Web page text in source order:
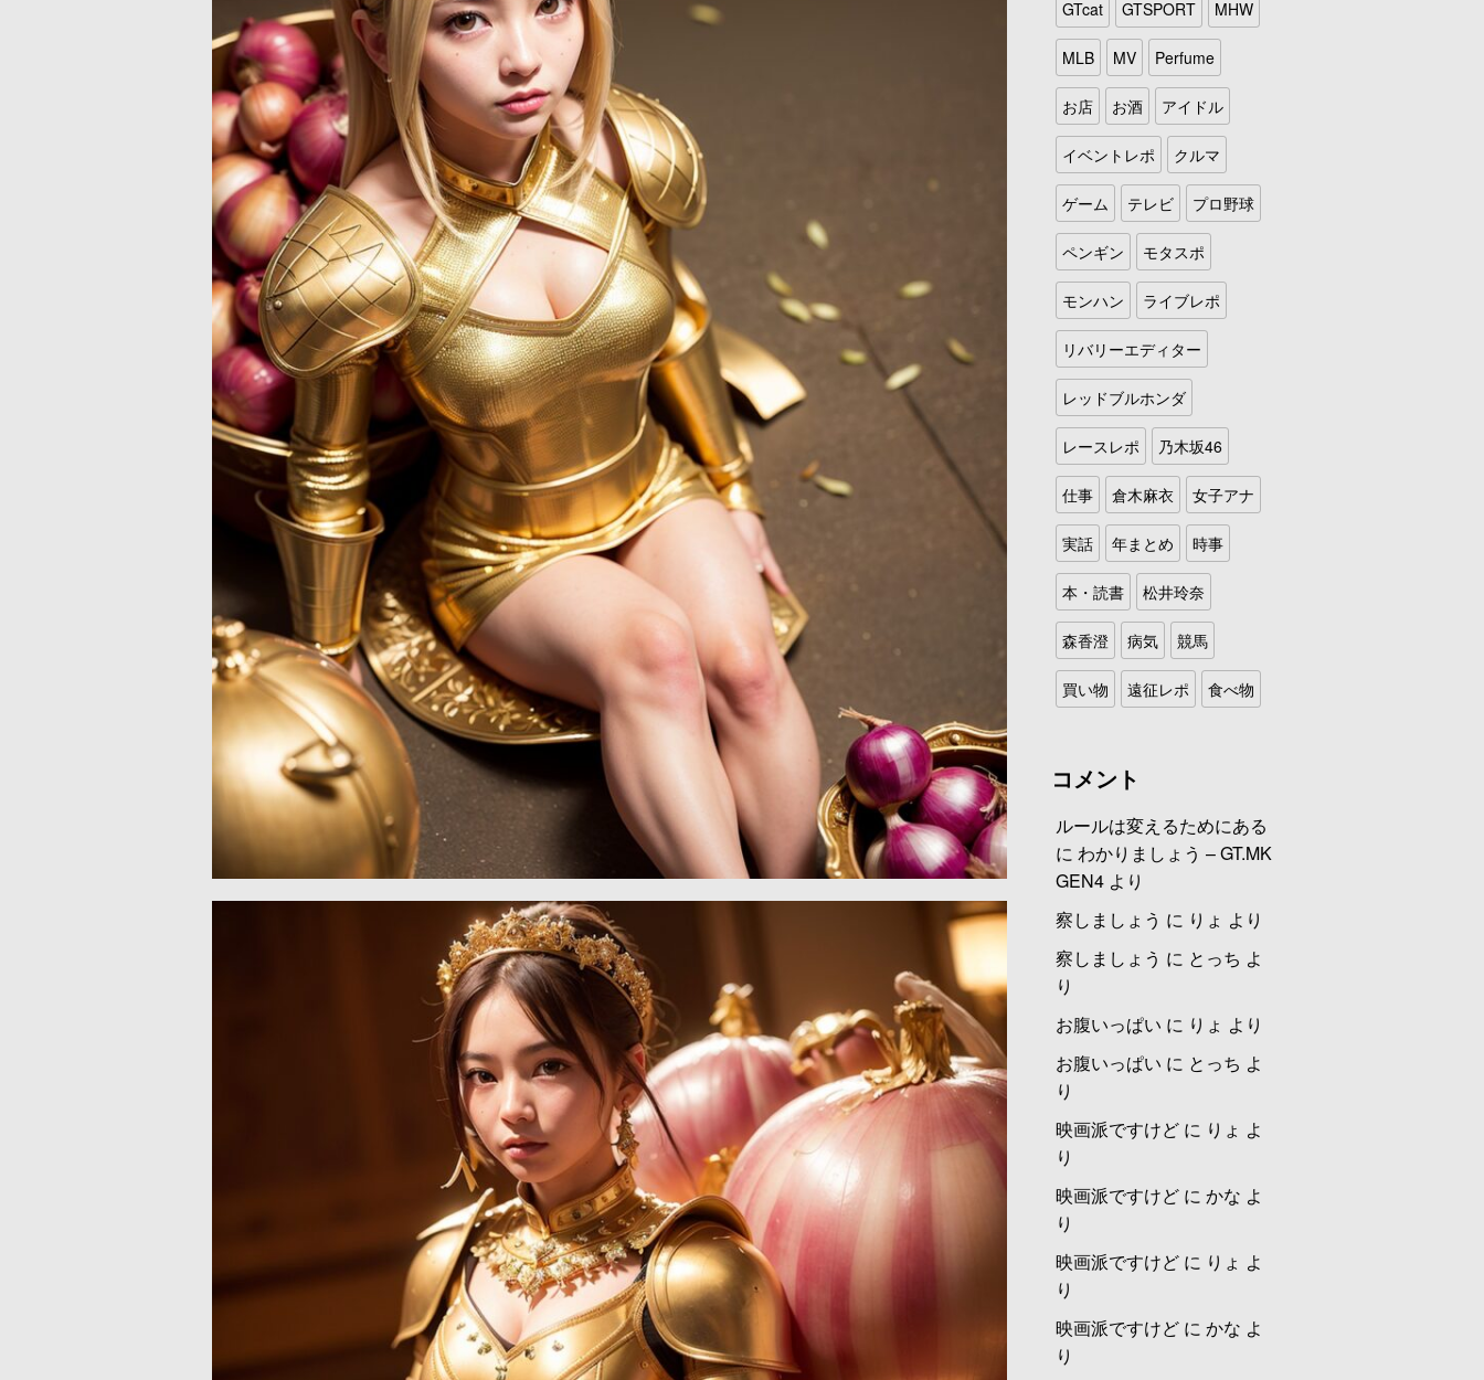
GTcat GTSPORT MHW
MLB MV Perfume
お店 お酒 アイドル
イベントレポ クルマ
ゲーム テレビ プロ野球
ペンギン モタスポ
モンハン ライブレポ
リバリーエディター
レッドブルホンダ
レースレポ 乃木坂46
仕事 倉木麻衣 女子アナ
実話 年まとめ 時事
本・読書 松井玲奈
森香澄 病気 競馬
買い物 遠征レポ 食べ物
コメント
ルールは変えるためにある
に わかりましょう – GT.MK
GEN4 より
察しましょう に りょ より
察しましょう に とっち よ
り
お腹いっぱい に りょ より
お腹いっぱい に とっち よ
り
映画派ですけど に りょ よ
り
映画派ですけど に かな よ
り
映画派ですけど に りょ よ
り
映画派ですけど に かな よ
り